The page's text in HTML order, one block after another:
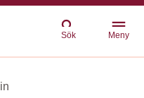
Sök Meny